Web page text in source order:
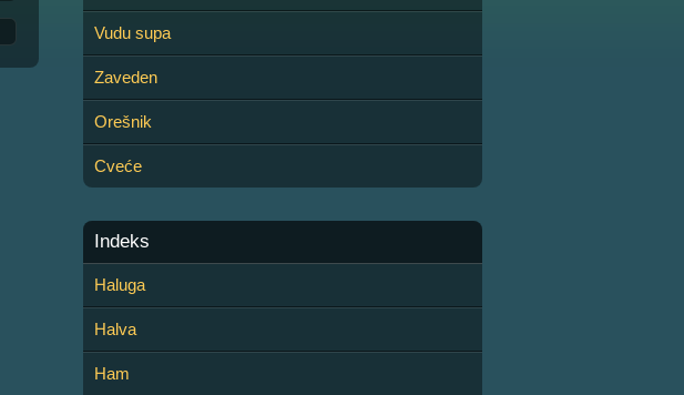
Vudu supa
Zaveden
Orešnik
Cveće
Indeks
Haluga
Halva
Ham